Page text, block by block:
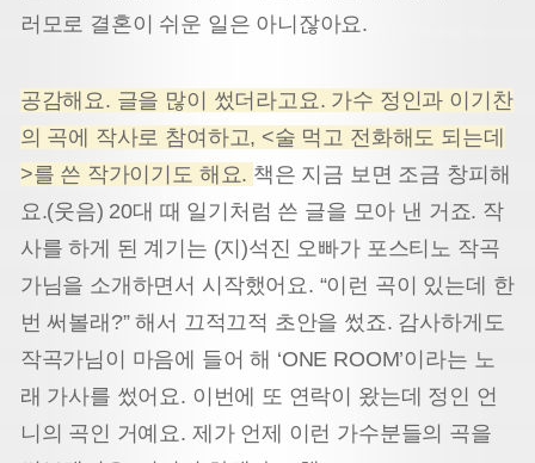
러모로 결혼이 쉬운 일은 아니잖아요.
공감해요. 글을 많이 썼더라고요. 가수 정인과 이기찬
의 곡에 작사로 참여하고, <술 먹고 전화해도 되는데
>를 쓴 작가이기도 해요. 책은 지금 보면 조금 창피해
요.(웃음) 20대 때 일기처럼 쓴 글을 모아 낸 거죠. 작
사를 하게 된 계기는 (지)석진 오빠가 포스티노 작곡
가님을 소개하면서 시작했어요. “이런 곡이 있는데 한
번 써볼래?” 해서 끄적끄적 초안을 썼죠. 감사하게도
작곡가님이 마음에 들어 해 ‘ONE ROOM’이라는 노
래 가사를 썼어요. 이번에 또 연락이 왔는데 정인 언
니의 곡인 거예요. 제가 언제 이런 가수분들의 곡을